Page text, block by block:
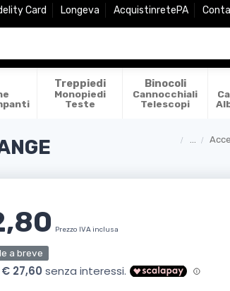
Card Longeva AcquistinretePA
Treppiedi
Monopiedi
Teste
Binocoli
Cannocchiali
Telescopi
Prezzo IVA inclusa
a breve